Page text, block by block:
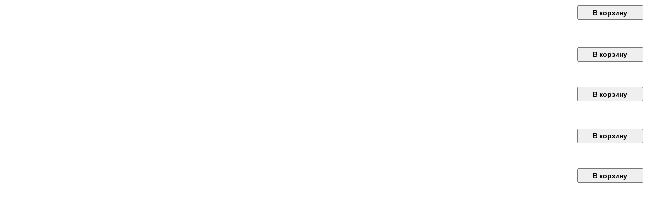
В корзину
В корзину
В корзину
В корзину
В корзину